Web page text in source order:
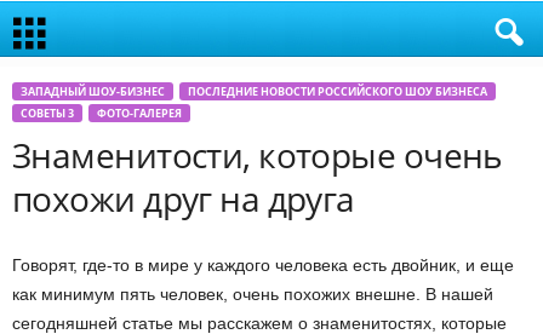
ЗАПАДНЫЙ ШОУ-БИЗНЕС
ПОСЛЕДНИЕ НОВОСТИ РОССИЙСКОГО ШОУ БИЗНЕСА
СОВЕТЫ 3
ФОТО-ГАЛЕРЕЯ
Знаменитости, которые очень
похожи друг на друга
Говорят, где-то в мире у каждого человека есть двойник, и еще
как минимум пять человек, очень похожих внешне. В нашей
сегодняшней статье мы расскажем о знаменитостях, которые